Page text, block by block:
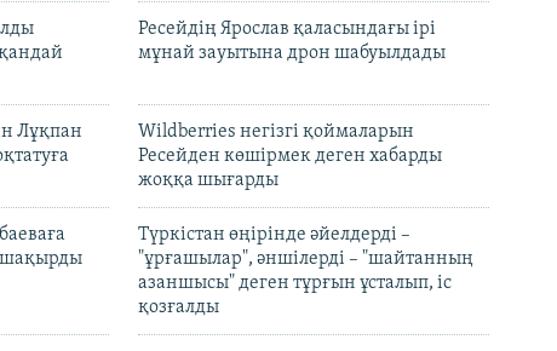
Ресейдің Ярослав қаласындағы ірі
мұнай зауытына дрон шабуылдады
Лұқпан
Wildberries негізгі қоймаларын
Ресейден көшірмек деген хабарды
жоққа шығарды
шақырды
Түркістан өңірінде әйелдерді –
"ұрғашылар", әншілерді – "шайтанның
азаншысы" деген тұрғын ұсталып, іс
қозғалды